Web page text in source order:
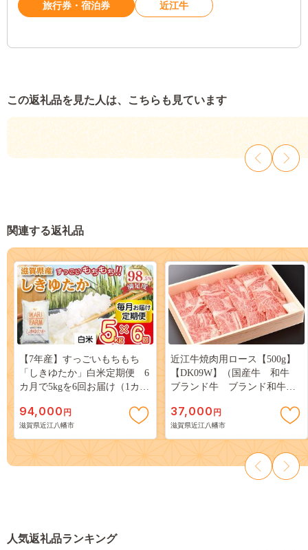
旅行券・宿泊券 近江牛
この返礼品を見た人は、こちらも見ています
関連する返礼品
【7年産】すっごいもちもち
「しきゆたか」白米定期便 6
カ月で5kgを6回お届け（1カ月
94,000 円
滋賀県近江八幡市
近江牛焼肉用ロース【500g】
【DK09W】（国産牛 和牛
ブランド牛 ブランド和牛
人気 おすすめ 神戸牛 松
阪牛 に並ぶ 日本三大和牛 近
江牛）
37,000 円
滋賀県近江八幡市
人気返礼品ランキング